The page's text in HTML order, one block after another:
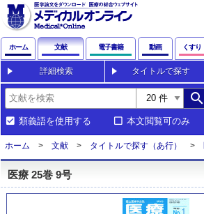
ホーム 文献 電子書籍 動画 くすり
詳細検索 タイトルで探す
search
類義語を使用する 本文閲覧可のみ
ホーム 文献 タイトルで探す（あ行）
医療 25巻 9号